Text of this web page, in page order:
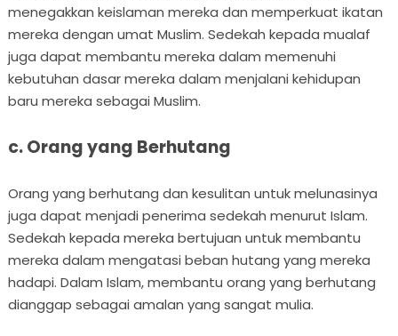
menegakkan keislaman mereka dan memperkuat ikatan
mereka dengan umat Muslim. Sedekah kepada mualaf
juga dapat membantu mereka dalam memenuhi
kebutuhan dasar mereka dalam menjalani kehidupan
baru mereka sebagai Muslim.
c. Orang yang Berhutang
Orang yang berhutang dan kesulitan untuk melunasinya
juga dapat menjadi penerima sedekah menurut Islam.
Sedekah kepada mereka bertujuan untuk membantu
mereka dalam mengatasi beban hutang yang mereka
hadapi. Dalam Islam, membantu orang yang berhutang
dianggap sebagai amalan yang sangat mulia.